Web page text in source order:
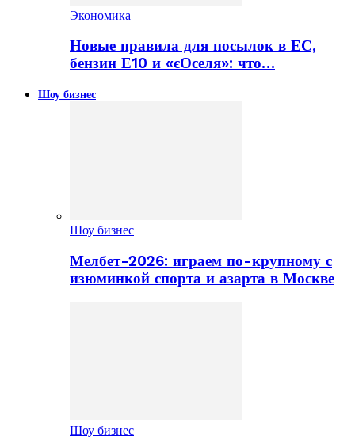
Экономика
Новые правила для посылок в ЕС,
бензин Е10 и «єОселя»: что…
Шоу бизнес
Шоу бизнес
Мелбет-2026: играем по-крупному с
изюминкой спорта и азарта в Москве
Шоу бизнес